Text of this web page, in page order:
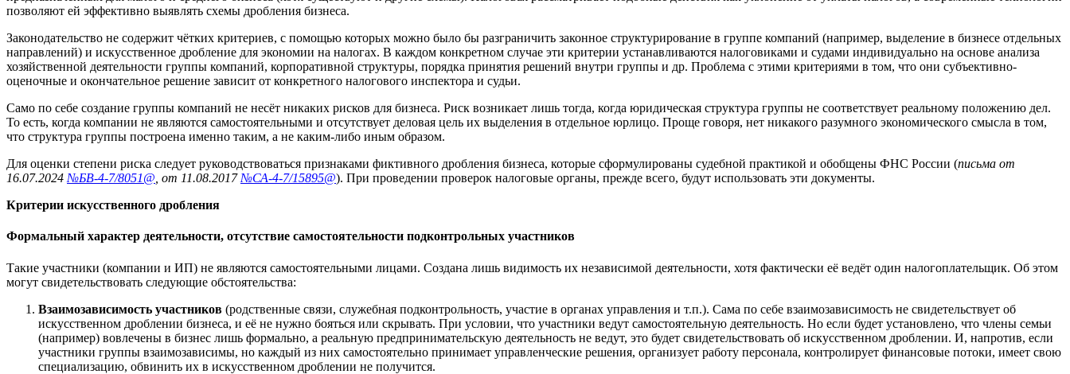
позволяют ей эффективно выявлять схемы дробления бизнеса.
Законодательство не содержит чётких критериев, с помощью которых можно было бы разграничить законное структурирование в группе компаний (например, выделение в бизнесе отдельных
направлений) и искусственное дробление для экономии на налогах. В каждом конкретном случае эти критерии устанавливаются налоговиками и судами индивидуально на основе анализа
хозяйственной деятельности группы компаний, корпоративной структуры, порядка принятия решений внутри группы и др. Проблема с этими критериями в том, что они субъективно-
оценочные и окончательное решение зависит от конкретного налогового инспектора и судьи.
Само по себе создание группы компаний не несёт никаких рисков для бизнеса. Риск возникает лишь тогда, когда юридическая структура группы не соответствует реальному положению дел.
То есть, когда компании не являются самостоятельными и отсутствует деловая цель их выделения в отдельное юрлицо. Проще говоря, нет никакого разумного экономического смысла в том,
что структура группы построена именно таким, а не каким-либо иным образом.
Для оценки степени риска следует руководствоваться признаками фиктивного дробления бизнеса, которые сформулированы судебной практикой и обобщены ФНС России (письма от
16.07.2024 №БВ-4-7/8051@ , от 11.08.2017 №СА-4-7/15895@). При проведении проверок налоговые органы, прежде всего, будут использовать эти документы.
Критерии искусственного дробления
Формальный характер деятельности, отсутствие самостоятельности подконтрольных участников
Такие участники (компании и ИП) не являются самостоятельными лицами. Создана лишь видимость их независимой деятельности, хотя фактически её ведёт один налогоплательщик. Об этом
могут свидетельствовать следующие обстоятельства:
Взаимозависимость участников (родственные связи, служебная подконтрольность, участие в органах управления и т.п.). Сама по себе взаимозависимость не свидетельствует об
искусственном дроблении бизнеса, и её не нужно бояться или скрывать. При условии, что участники ведут самостоятельную деятельность. Но если будет установлено, что члены семьи
(например) вовлечены в бизнес лишь формально, а реальную предпринимательскую деятельность не ведут, это будет свидетельствовать об искусственном дроблении. И, напротив, если
участники группы взаимозависимы, но каждый из них самостоятельно принимает управленческие решения, организует работу персонала, контролирует финансовые потоки, имеет свою
специализацию, обвинить их в искусственном дроблении не получится.